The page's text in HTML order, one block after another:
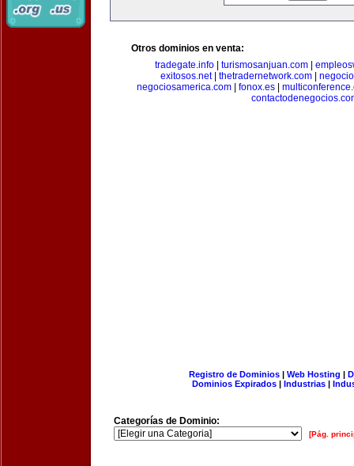
Otros dominios en venta:
tradegate.info| turismosanjuan.com|
exitosos.net| thetradernetwork.com|
negociosamerica.com| fonox.es|
Registro de Dominios| Web Hosting |
Dominios Expirados | Industrias |
Categorías de Dominio:
[Pág.